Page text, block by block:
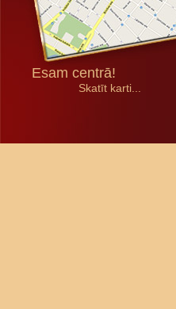
Esam centrā!
Skatīt karti...